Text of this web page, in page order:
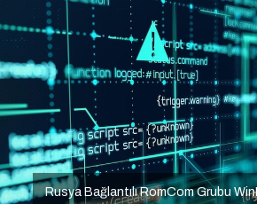
Rusya Bağlantılı RomCom Grubu